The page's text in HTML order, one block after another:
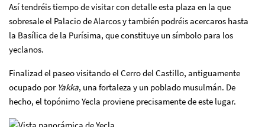
Así tendréis tiempo de visitar con detalle esta plaza en la que
sobresale el Palacio de Alarcos y también podréis acercaros hasta
la Basílica de la Purísima, que constituye un símbolo para los
yeclanos.
Finalizad el paseo visitando el Cerro del Castillo, antiguamente
ocupado por Yakka, una fortaleza y un poblado musulmán. De
hecho, el topónimo Yecla proviene precisamente de este lugar.